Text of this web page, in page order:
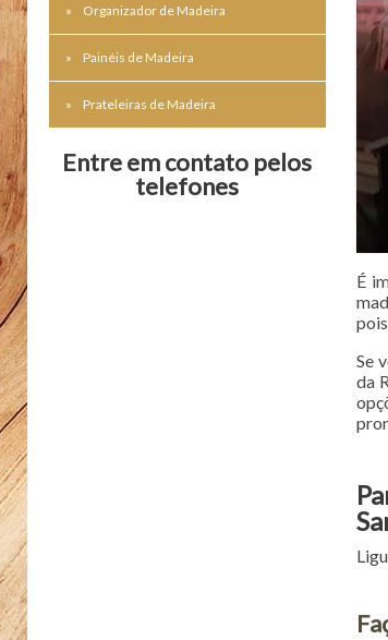
Organizador de Madeira
Painéis de Madeira
Prateleiras de Madeira
Entre em contato pelos
telefones
É
Se
da